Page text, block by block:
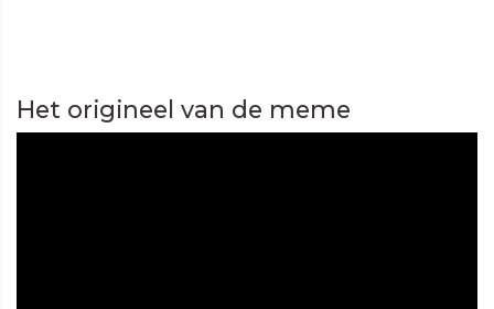
Het origineel van de meme